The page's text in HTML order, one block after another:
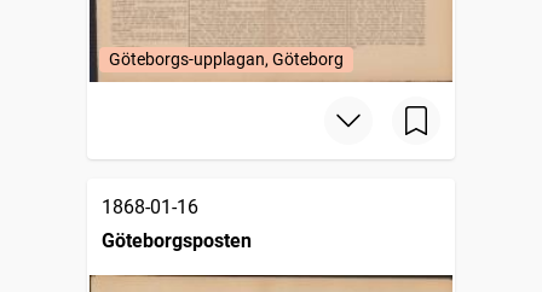
Göteborgs-upplagan, Göteborg
1868-01-16
Göteborgsposten